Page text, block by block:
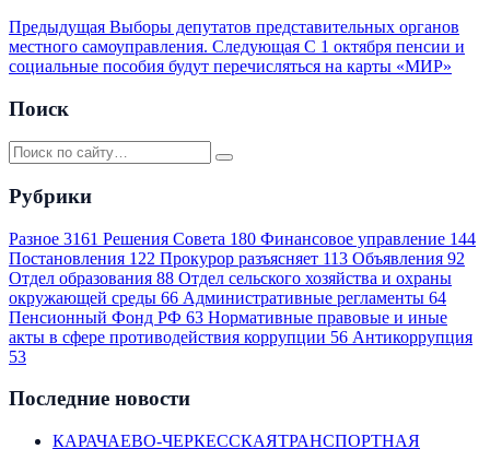
Предыдущая Выборы депутатов представительных органов
местного самоуправления. Следующая C 1 октября пенсии и
социальные пособия будут перечисляться на карты «МИР»
Поиск
Рубрики
Разное 3161 Решения Совета 180 Финансовое управление 144
Постановления 122 Прокурор разъясняет 113 Объявления 92
Отдел образования 88 Отдел сельского хозяйства и охраны
окружающей среды 66 Административные регламенты 64
Пенсионный Фонд РФ 63 Нормативные правовые и иные
акты в сфере противодействия коррупции 56 Антикоррупция
53
Последние новости
КАРАЧАЕВО-ЧЕРКЕССКАЯТРАНСПОРТНАЯ